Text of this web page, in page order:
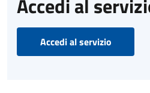
Accedi al
Accedi al servizio